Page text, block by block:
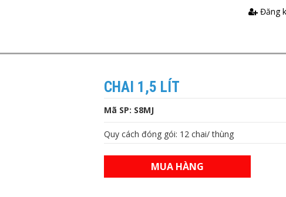
Đăng
CHAI 1,5 LÍT
Mã SP: S8MJ
Quy cách đóng gói: 12 chai/ thùng
MUA HÀNG